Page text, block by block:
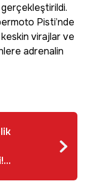
gerçekleştirildi.
Pisti’nde
keskin virajlar ve
adrenalin